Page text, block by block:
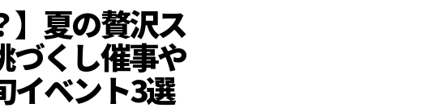
】夏の贅沢ス
づくし催事や
イベント3選